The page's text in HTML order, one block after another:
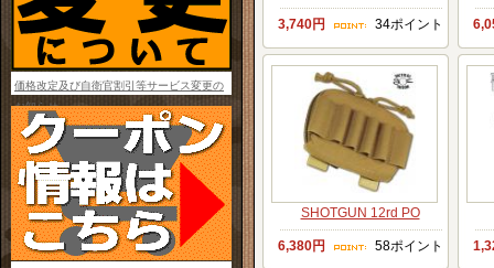
3,740円 34ポイント
SHOTGUN 12rd PO
6,380円 58ポイント
価格改定及び自衛官割引等サービス変更の
お知らせ